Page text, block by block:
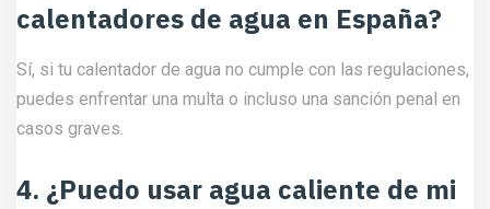
calentadores de agua en España?
Sí, si tu calentador de agua no cumple con las regulaciones,
puedes enfrentar una multa o incluso una sanción penal en
casos graves.
4. ¿Puedo usar agua caliente de mi